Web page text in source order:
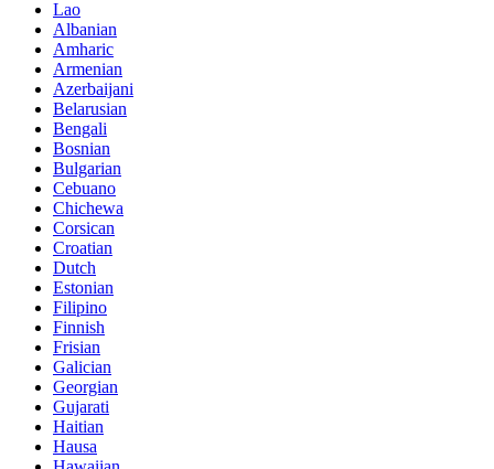
Lao
Albanian
Amharic
Armenian
Azerbaijani
Belarusian
Bengali
Bosnian
Bulgarian
Cebuano
Chichewa
Corsican
Croatian
Dutch
Estonian
Filipino
Finnish
Frisian
Galician
Georgian
Gujarati
Haitian
Hausa